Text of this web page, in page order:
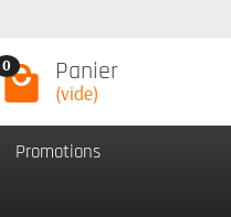
0 Panier
(vide)
Promotions